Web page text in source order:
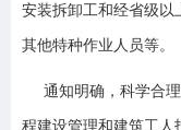
安装拆卸工和经省级以
其他特种作业人员等。
通知明确，科学合
程建设管理和建筑工人